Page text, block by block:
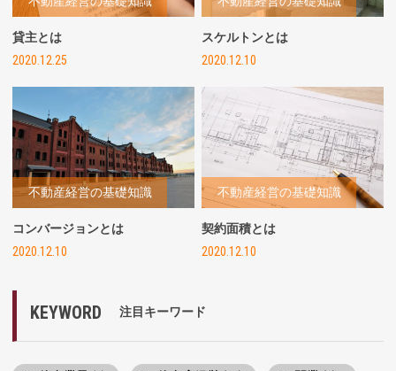
貸主とは
2020.12.25
スケルトンとは
2020.12.10
不動産経営の基礎知識
コンバージョンとは
2020.12.10
不動産経営の基礎知識
契約面積とは
2020.12.10
KEYWORD 注目キーワード